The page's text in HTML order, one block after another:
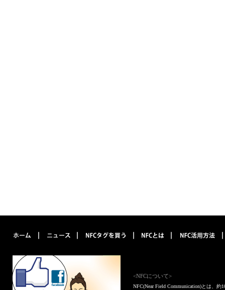
<NFCについて>
NFC(Near Field Communication)とは、